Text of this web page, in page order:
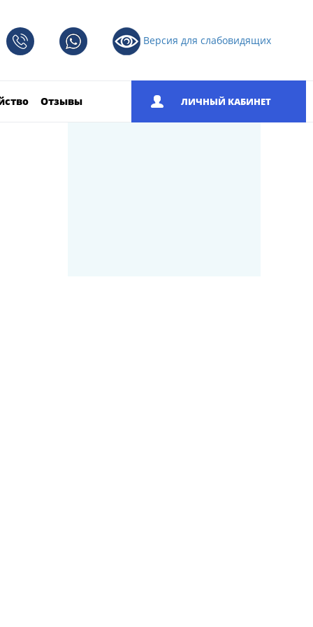
Версия для слабовидящих
Отзывы ЛИЧНЫЙ КАБИНЕТ